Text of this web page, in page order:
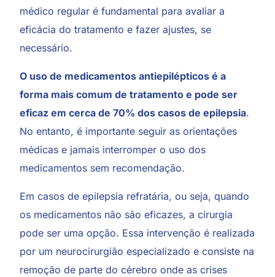
médico regular é fundamental para avaliar a
eficácia do tratamento e fazer ajustes, se
necessário.
O uso de medicamentos antiepilépticos é a
forma mais comum de tratamento e pode ser
eficaz em cerca de 70% dos casos de epilepsia.
No entanto, é importante seguir as orientações
médicas e jamais interromper o uso dos
medicamentos sem recomendação.
Em casos de epilepsia refratária, ou seja, quando
os medicamentos não são eficazes, a cirurgia
pode ser uma opção. Essa intervenção é realizada
por um neurocirurgião especializado e consiste na
remoção de parte do cérebro onde as crises